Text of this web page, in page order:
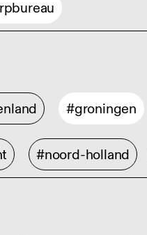
#groningen
#noord-holland